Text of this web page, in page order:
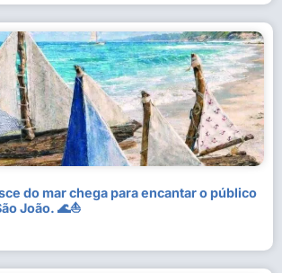
do mar chega para encantar o público
João. 🌊⛵